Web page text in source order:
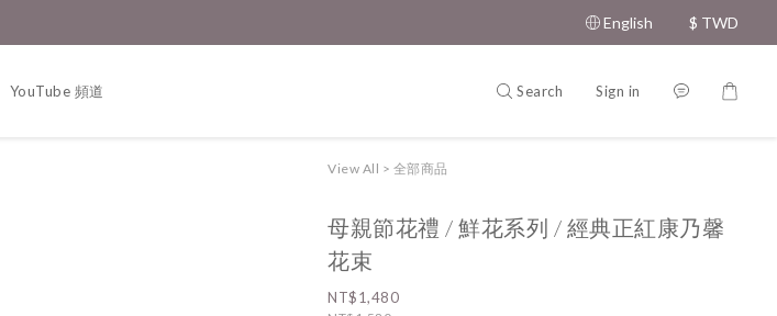
English $ TWD
YouTube 頻道 Search Sign in
View All > 全部商品
母親節花禮 / 鮮花系列 / 經典正紅康乃馨
花束
NT$1,480